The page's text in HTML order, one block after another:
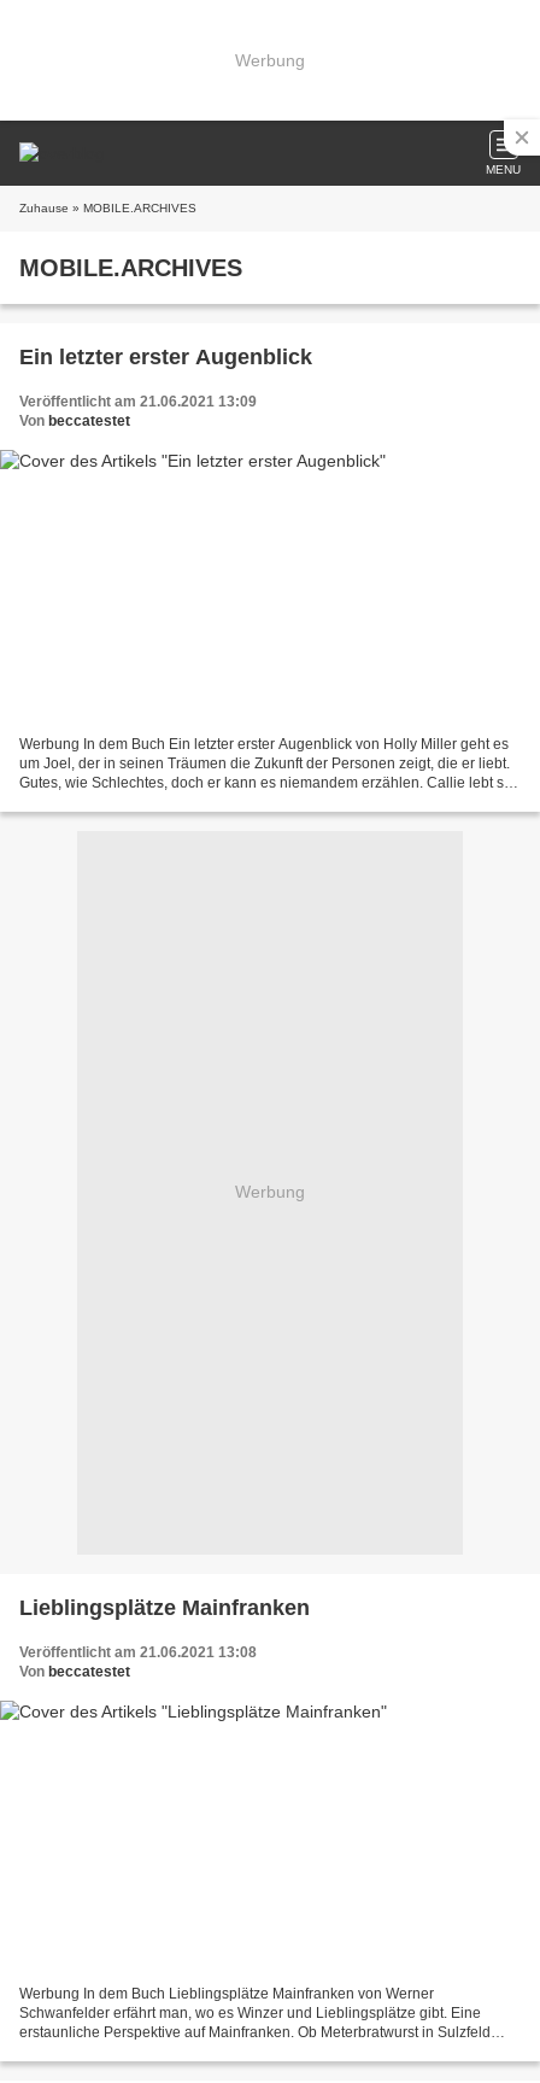
Werbung
MENU
Zuhause » MOBILE.ARCHIVES
MOBILE.ARCHIVES
Ein letzter erster Augenblick
Veröffentlicht am 21.06.2021 13:09
Von beccatestet
Werbung In dem Buch Ein letzter erster Augenblick von Holly Miller geht es
um Joel, der in seinen Träumen die Zukunft der Personen zeigt, die er liebt.
Gutes, wie Schlechtes, doch er kann es niemandem erzählen. Callie lebt seit
Werbung
Lieblingsplätze Mainfranken
Veröffentlicht am 21.06.2021 13:08
Von beccatestet
Werbung In dem Buch Lieblingsplätze Mainfranken von Werner
Schwanfelder erfährt man, wo es Winzer und Lieblingsplätze gibt. Eine
erstaunliche Perspektive auf Mainfranken. Ob Meterbratwurst in Sulzfeld